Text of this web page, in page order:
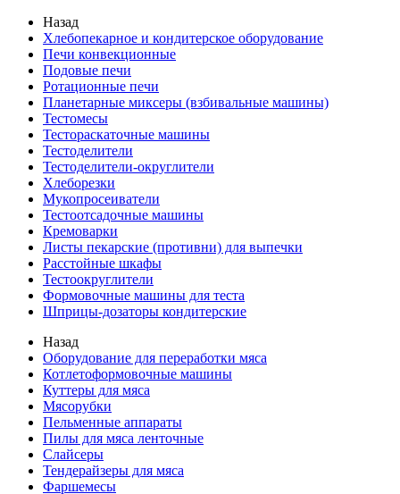
Назад
Хлебопекарное и кондитерское оборудование
Печи конвекционные
Подовые печи
Ротационные печи
Планетарные миксеры (взбивальные машины)
Тестомесы
Тестораскаточные машины
Тестоделители
Тестоделители-округлители
Хлеборезки
Мукопросеиватели
Тестоотсадочные машины
Кремоварки
Листы пекарские (противни) для выпечки
Расстойные шкафы
Тестоокруглители
Формовочные машины для теста
Шприцы-дозаторы кондитерские
Назад
Оборудование для переработки мяса
Котлетоформовочные машины
Куттеры для мяса
Мясорубки
Пельменные аппараты
Пилы для мяса ленточные
Слайсеры
Тендерайзеры для мяса
Фаршемесы